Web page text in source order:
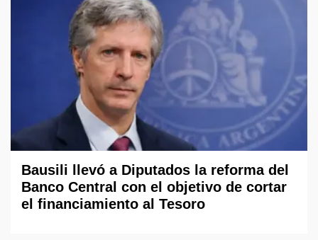
Bausili llevó a Diputados la reforma del
Banco Central con el objetivo de cortar
el financiamiento al Tesoro